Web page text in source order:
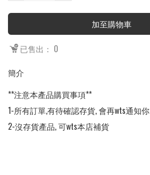
加至購物車
已售出： 0
簡介
**注意本產品購買事項**
1-所有訂單,有待確認存貨, 會再wts通知你
2-沒存貨產品, 可wts本店補貨